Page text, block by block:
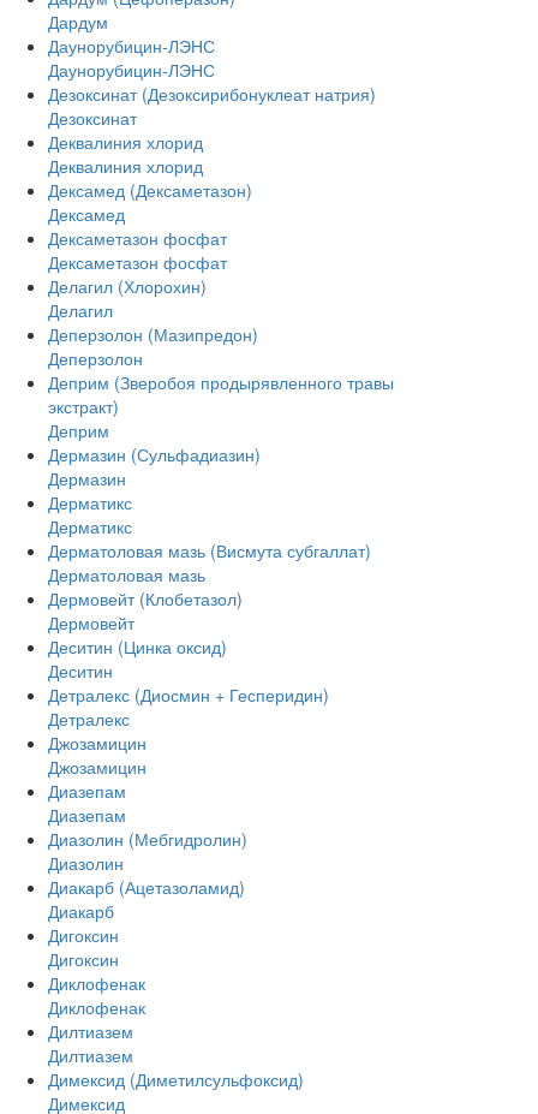
Дардум
Даунорубицин-ЛЭНС
Даунорубицин-ЛЭНС
Дезоксинат (Дезоксирибонуклеат натрия)
Дезоксинат
Деквалиния хлорид
Деквалиния хлорид
Дексамед (Дексаметазон)
Дексамед
Дексаметазон фосфат
Дексаметазон фосфат
Делагил (Хлорохин)
Делагил
Деперзолон (Мазипредон)
Деперзолон
Деприм (Зверобоя продырявленного травы
экстракт)
Деприм
Дермазин (Сульфадиазин)
Дермазин
Дерматикс
Дерматикс
Дерматоловая мазь (Висмута субгаллат)
Дерматоловая мазь
Дермовейт (Клобетазол)
Дермовейт
Деситин (Цинка оксид)
Деситин
Детралекс (Диосмин + Гесперидин)
Детралекс
Джозамицин
Джозамицин
Диазепам
Диазепам
Диазолин (Мебгидролин)
Диазолин
Диакарб (Ацетазоламид)
Диакарб
Дигоксин
Дигоксин
Диклофенак
Диклофенак
Дилтиазем
Дилтиазем
Димексид (Диметилсульфоксид)
Димексид